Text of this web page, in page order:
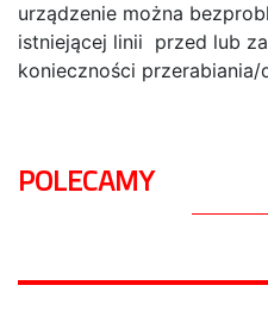
urządzenie można
istniejącej linii przed lub
konieczności przerabiania/
POLECAMY